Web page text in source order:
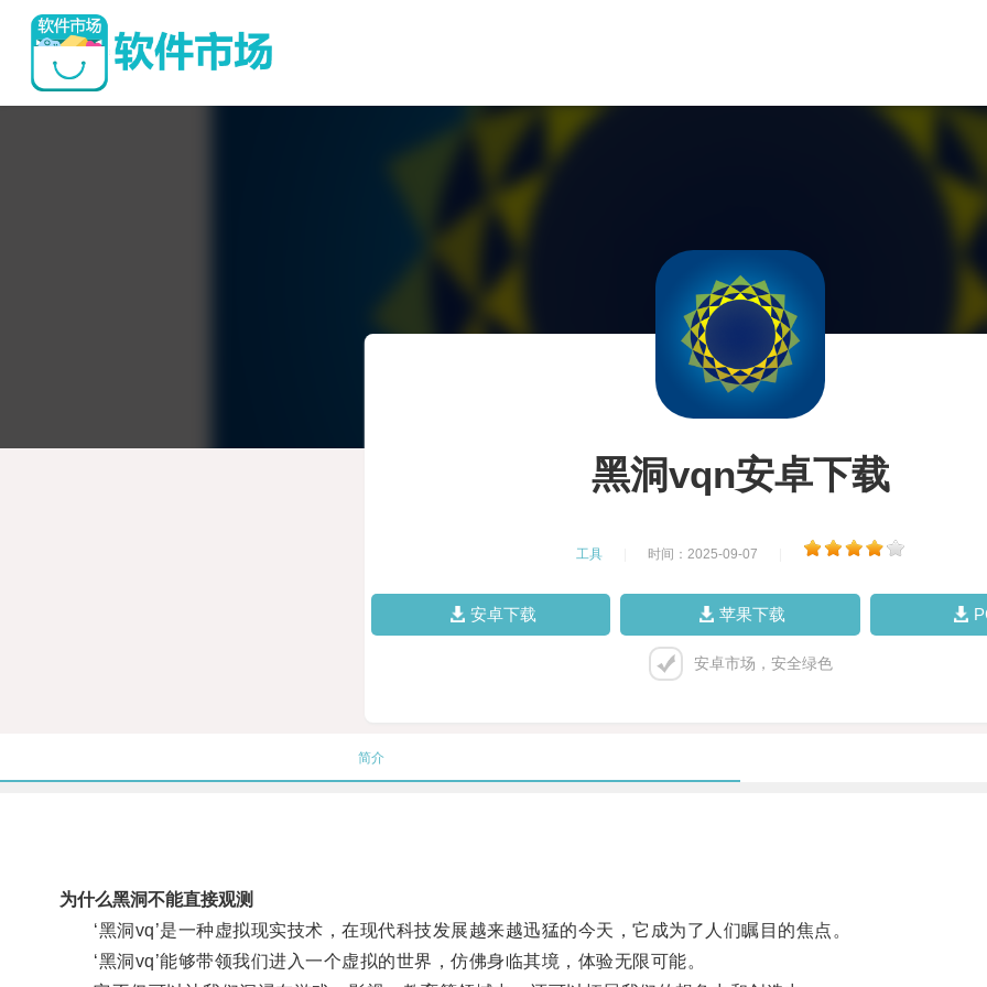
黑洞vqn安卓下载
工具 时间：2025-09-07
安卓下载 苹果下载
安卓市场，安全绿色
简介
为什么黑洞不能直接观测
‘黑洞vq’是一种虚拟现实技术，在现代科技发展越来越迅猛的今天，它成为了人们瞩目的焦点。
‘黑洞vq’能够带领我们进入一个虚拟的世界，仿佛身临其境，体验无限可能。